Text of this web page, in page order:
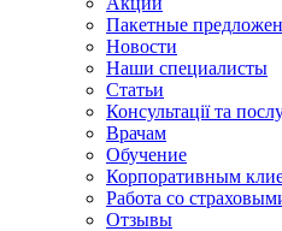
Пакетные
Новости
Наши специалисты
Статьи
Консультації та
Врачам
Обучение
Корпоративным
Работа со
Отзывы